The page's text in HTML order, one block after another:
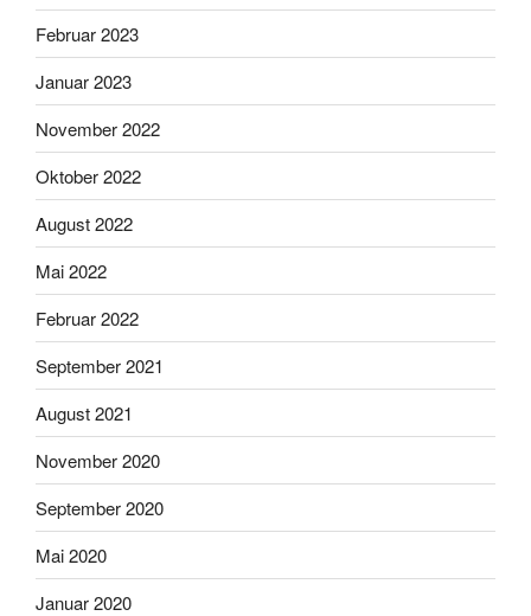
Februar 2023
Januar 2023
November 2022
Oktober 2022
August 2022
Mai 2022
Februar 2022
September 2021
August 2021
November 2020
September 2020
Mai 2020
Januar 2020